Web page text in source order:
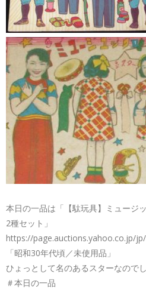
本日の一品は「【駄玩具】ミュージ
2種セット」
https://page.auctions.yahoo.co.jp/
「昭和30年代頃／未使用品」
ひょっとして名のあるスターなので
＃本日の一品